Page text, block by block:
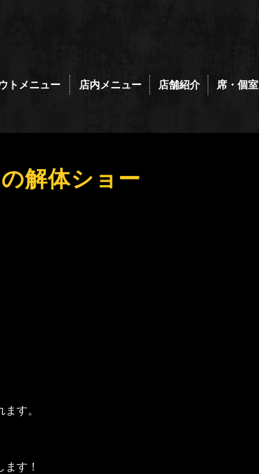
トメニュー 店内メニュー 店舗紹介 席・個室
解体ショー
す。
す！